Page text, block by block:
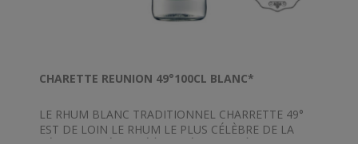
CHARETTE REUNION 49°100CL BLANC*
LE RHUM BLANC TRADITIONNEL CHARRETTE 49°
EST DE LOIN LE RHUM LE PLUS CÉLÈBRE DE LA